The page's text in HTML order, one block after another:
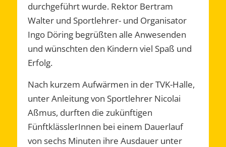
durchgeführt wurde. Rektor Bertram
Walter und Sportlehrer- und Organisator
Ingo Döring begrüßten alle Anwesenden
und wünschten den Kindern viel Spaß und
Erfolg.
Nach kurzem Aufwärmen in der TVK-Halle,
unter Anleitung von Sportlehrer Nicolai
Aßmus, durften die zukünftigen
FünftklässlerInnen bei einem Dauerlauf
von sechs Minuten ihre Ausdauer unter